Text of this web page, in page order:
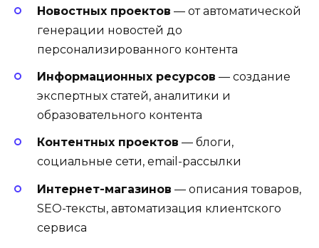
Новостных проектов — от автоматической
генерации новостей до
персонализированного контента
Информационных ресурсов — создание
экспертных статей, аналитики и
образовательного контента
Контентных проектов — блоги,
социальные сети, email-рассылки
Интернет-магазинов — описания товаров,
SEO-тексты, автоматизация клиентского
сервиса